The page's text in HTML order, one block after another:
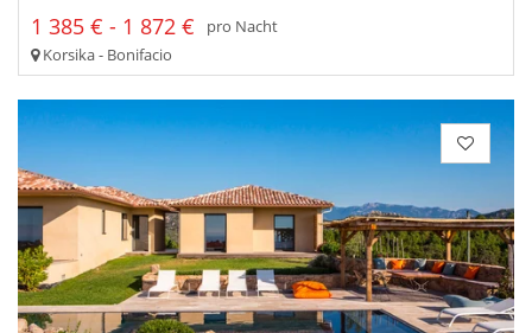
1 385 € - 1 872 €
pro Nacht
Korsika - Bonifacio